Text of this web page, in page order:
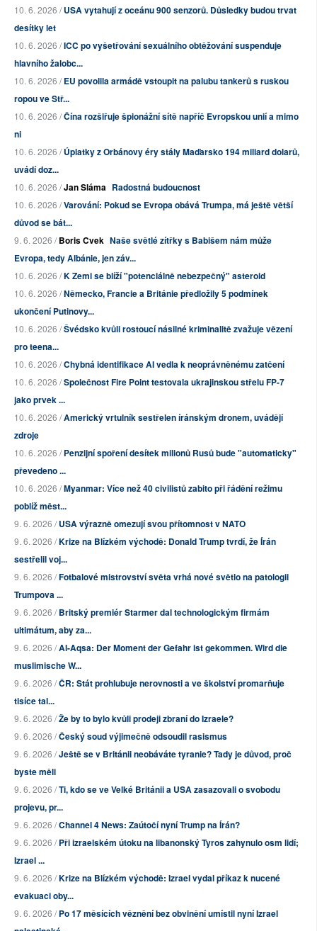
10. 6. 2026 /USA vytahují z oceánu 900 senzorů. Důsledky budou trvat
desítky let
10. 6. 2026 /ICC po vyšetřování sexuálního obtěžování suspenduje
hlavního žalobc...
10. 6. 2026 /EU povolila armádě vstoupit na palubu tankerů s ruskou
ropou ve Stř...
10. 6. 2026 /Čína rozšiřuje špionážní sítě napříč Evropskou unií a mimo
ni
10. 6. 2026 /Úplatky z Orbánovy éry stály Maďarsko 194 miliard dolarů,
uvádí doz...
10. 6. 2026 /Jan Sláma Radostná budoucnost
10. 6. 2026 /Varování: Pokud se Evropa obává Trumpa, má ještě větší
důvod se bát...
9. 6. 2026 /Boris Cvek Naše světlé zítřky s Babišem nám může
Evropa, tedy Albánie, jen záv...
10. 6. 2026 /K Zemi se blíží "potenciálně nebezpečný" asteroid
10. 6. 2026 /Německo, Francie a Británie předložily 5 podmínek
ukončení Putinovy...
10. 6. 2026 /Švédsko kvůli rostoucí násilné kriminalitě zvažuje vězení
pro teena...
10. 6. 2026 /Chybná identifikace AI vedla k neoprávněnému zatčení
10. 6. 2026 /Společnost Fire Point testovala ukrajinskou střelu FP-7
jako prvek ...
10. 6. 2026 /Americký vrtulník sestřelen íránským dronem, uvádějí
zdroje
10. 6. 2026 /Penzijní spoření desítek milionů Rusů bude "automaticky"
převedeno ...
10. 6. 2026 /Myanmar: Více než 40 civilistů zabito při řádění režimu
poblíž měst...
9. 6. 2026 /USA výrazně omezují svou přítomnost v NATO
9. 6. 2026 /Krize na Blízkém východě: Donald Trump tvrdí, že Írán
sestřelil voj...
9. 6. 2026 /Fotbalové mistrovství světa vrhá nové světlo na patologii
Trumpova ...
9. 6. 2026 /Britský premiér Starmer dal technologickým firmám
ultimátum, aby za...
9. 6. 2026 /Al-Aqsa: Der Moment der Gefahr ist gekommen. Wird die
muslimische W...
9. 6. 2026 /ČR: Stát prohlubuje nerovnosti a ve školství promarňuje
tisíce tal...
9. 6. 2026 /Že by to bylo kvůli prodeji zbraní do Izraele?
9. 6. 2026 /Český soud výjimečně odsoudil rasismus
9. 6. 2026 /Ještě se v Británii neobáváte tyranie? Tady je důvod, proč
byste měli
9. 6. 2026 /Ti, kdo se ve Velké Británii a USA zasazovali o svobodu
projevu, pr...
9. 6. 2026 /Channel 4 News: Zaútočí nyní Trump na Írán?
9. 6. 2026 /Při izraelském útoku na libanonský Tyros zahynulo osm lidí;
Izrael ...
9. 6. 2026 /Krize na Blízkém východě: Izrael vydal příkaz k nucené
evakuaci oby...
9. 6. 2026 /Po 17 měsících věznění bez obvinění umístil nyní Izrael